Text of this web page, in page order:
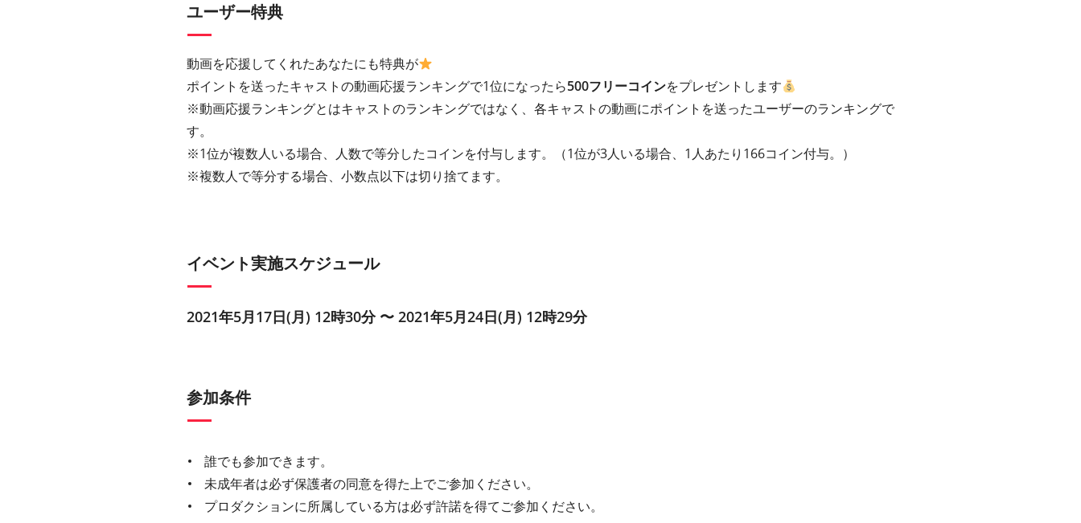
ユーザー特典
動画を応援してくれたあなたにも特典が
ポイントを送ったキャストの動画応援ランキングで1位になったら500フリーコインをプレゼントします
※動画応援ランキングとはキャストのランキングではなく、各キャストの動画にポイントを送ったユーザーのランキングで
す。
※1位が複数人いる場合、人数で等分したコインを付与します。（1位が3人いる場合、1人あたり166コイン付与。）
※複数人で等分する場合、小数点以下は切り捨てます。
イベント実施スケジュール
2021年5月17日(月) 12時30分 〜 2021年5月24日(月) 12時29分
参加条件
誰でも参加できます。
未成年者は必ず保護者の同意を得た上でご参加ください。
プロダクションに所属している方は必ず許諾を得てご参加ください。